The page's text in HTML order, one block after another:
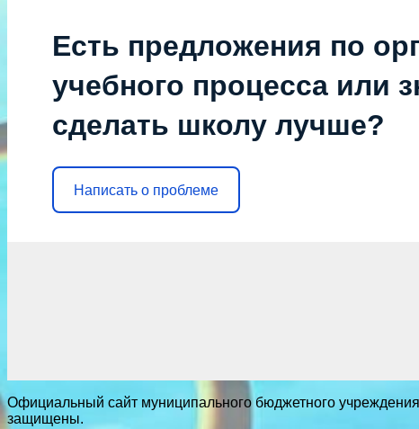
Есть предложения по
учебного процесса или
сделать школу лучше?
Написать о проблеме
Официальный сайт муниципального бюджетного
защищены.